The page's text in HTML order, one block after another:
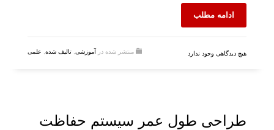
ادامه مطلب
منتشر شده در آموزشی, تالیف شده, علمی هیچ دیدگاهی وجود ندارد
طراحی طول عمر سیستم حفاظت